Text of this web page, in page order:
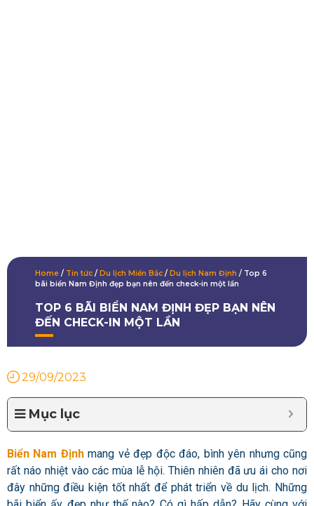
Home / Tin tức / Du lịch Miền Bắc / Du lịch Nam Định / Top 6
bãi biển Nam Định đẹp bạn nên đến check-in một lần
TOP 6 BÃI BIỂN NAM ĐỊNH ĐẸP BẠN NÊN
ĐẾN CHECK-IN MỘT LẦN
29/09/2023
Mục lục
Biển Nam Địnhmang vẻ đẹp độc đáo, bình yên nhưng cũng
rất náo nhiệt vào các mùa lễ hội. Thiên nhiên đã ưu ái cho nơi
đây những điều kiện tốt nhất để phát triển về du lịch. Những